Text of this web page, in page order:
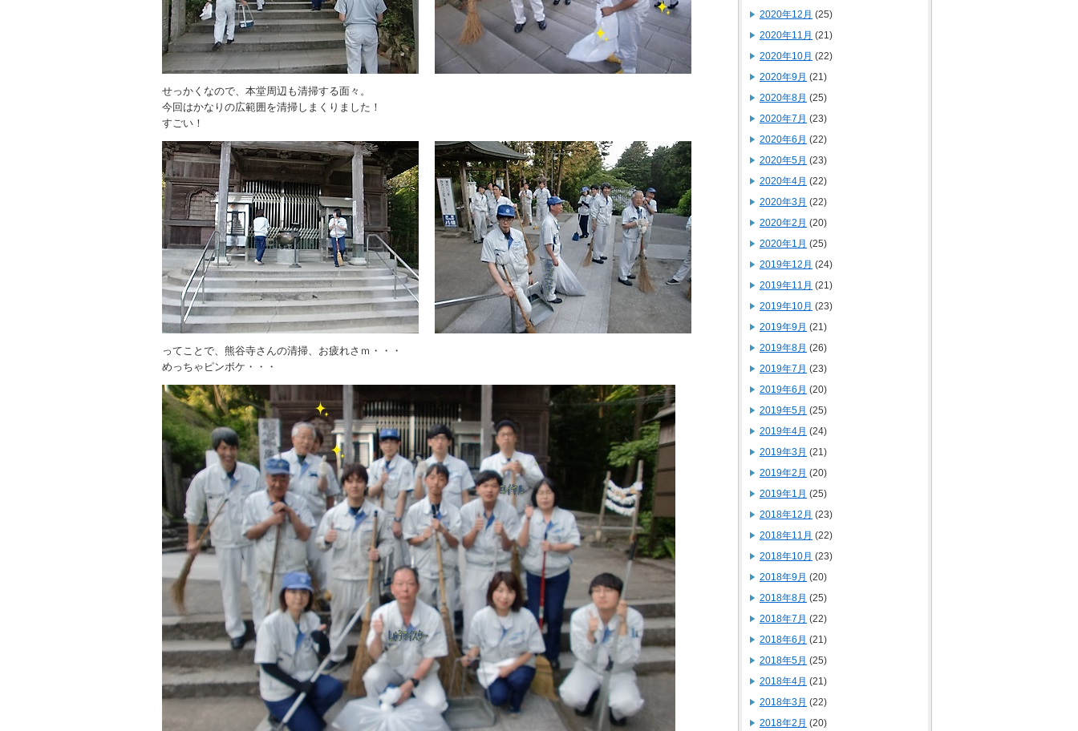
せっかくなので、本堂周辺も清掃する面々。
今回はかなりの広範囲を清掃しまくりました！
すごい！
ってことで、熊谷寺さんの清掃、お疲れさｍ・・・
めっちゃピンボケ・・・
2020年12月 (25)
2020年11月 (21)
2020年10月 (22)
2020年9月 (21)
2020年8月 (25)
2020年7月 (23)
2020年6月 (22)
2020年5月 (23)
2020年4月 (22)
2020年3月 (22)
2020年2月 (20)
2020年1月 (25)
2019年12月 (24)
2019年11月 (21)
2019年10月 (23)
2019年9月 (21)
2019年8月 (26)
2019年7月 (23)
2019年6月 (20)
2019年5月 (25)
2019年4月 (24)
2019年3月 (21)
2019年2月 (20)
2019年1月 (25)
2018年12月 (23)
2018年11月 (22)
2018年10月 (23)
2018年9月 (20)
2018年8月 (25)
2018年7月 (22)
2018年6月 (21)
2018年5月 (25)
2018年4月 (21)
2018年3月 (22)
2018年2月 (20)